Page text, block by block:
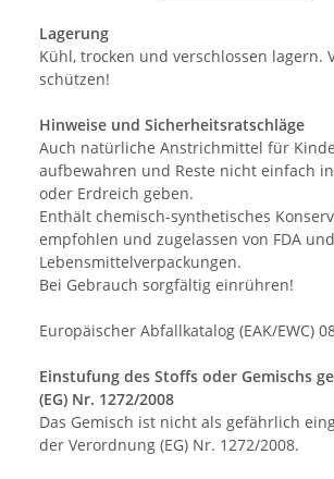
Lagerung
Kühl, trocken und verschlossen lagern.
schützen!
Hinweise und Sicherheitsratschläge
Auch natürliche Anstrichmittel für
aufbewahren und Reste nicht einfach
oder Erdreich geben.
Enthält chemisch-synthetisches
empfohlen und zugelassen von FDA
Lebensmittelverpackungen.
Bei Gebrauch sorgfältig einrühren!
Europäischer Abfallkatalog (EAK/EWC)
Einstufung des Stoffs oder Gemischs
(EG) Nr. 1272/2008
Das Gemisch ist nicht als gefährlich
der Verordnung (EG) Nr. 1272/2008.